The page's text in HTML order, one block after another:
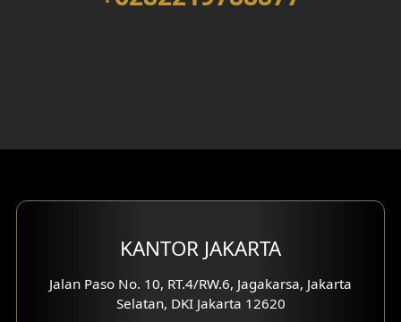
Eksterior Tampak Depan
Eksterior Tampak Samping
Desain Eksterior Villa
KANTOR JAKARTA
Jalan Paso No. 10, RT.4/RW.6, Jagakarsa, Jakarta
Selatan, DKI Jakarta 12620